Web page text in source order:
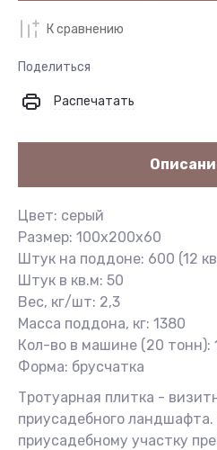
К сравнению
Поделиться
Распечатать
Цвет: серый
Размер: 100х200х60
Штук на поддоне: 600 (12
Штук в кв.м: 50
Вес, кг/шт: 2,3
Масса поддона, кг: 1380
Кол-во в машине (20 тонн):
Форма: брусчатка
Тротуарная плитка -
приусадебного
приусадебному участку